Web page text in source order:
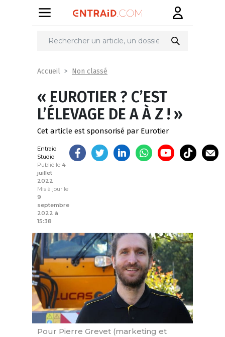
Partager
Accueil Non classé
« EUROTIER ? C’EST
L’ÉLEVAGE DE A À Z ! »
Cet article est sponsorisé par Eurotier
Entraid
Studio
Publié le 4
juillet
2022
Mis à jour le
9
septembre
2022 à
15:38
Pour Pierre Grevet (marketing et